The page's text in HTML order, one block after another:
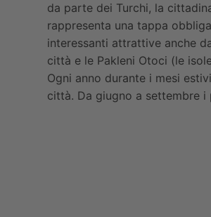
da parte dei Turchi, la
rappresenta una tappa
interessanti attrattive anche
città e le Pakleni Otoci (le
Ogni anno durante i mesi
città. Da giugno a settembre